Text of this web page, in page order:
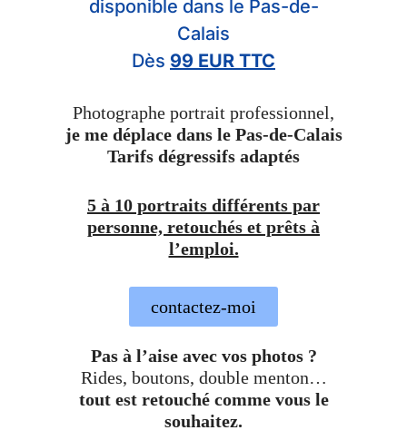
disponible dans le Pas-de-
Calais
Dès 99 EUR TTC
Photographe portrait professionnel,
je me déplace dans le Pas-de-Calais
Tarifs dégressifs adaptés
5 à 10 portraits différents par
personne, retouchés et prêts à
l’emploi.
contactez-moi
Pas à l’aise avec vos photos ?
Rides, boutons, double menton…
tout est retouché comme vous le
souhaitez.